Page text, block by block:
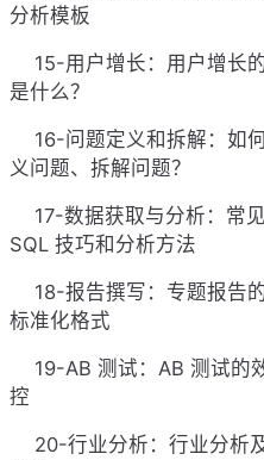
分析模板
15-用户增长：用户增长
是什么？
16-问题定义和拆解：如
义问题、拆解问题？
17-数据获取与分析：常
SQL 技巧和分析方法
18-报告撰写：专题报告
标准化格式
19-AB 测试：AB 测试的
控
20-行业分析：行业分析